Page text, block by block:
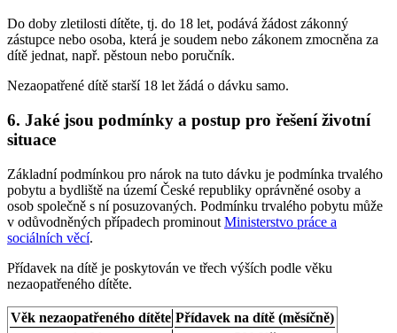
Do doby zletilosti dítěte, tj. do 18 let, podává žádost zákonný
zástupce nebo osoba, která je soudem nebo zákonem zmocněna za
dítě jednat, např. pěstoun nebo poručník.
Nezaopatřené dítě starší 18 let žádá o dávku samo.
6. Jaké jsou podmínky a postup pro řešení životní
situace
Základní podmínkou pro nárok na tuto dávku je podmínka trvalého
pobytu a bydliště na území České republiky oprávněné osoby a
osob společně s ní posuzovaných. Podmínku trvalého pobytu může
v odůvodněných případech prominout Ministerstvo práce a
sociálních věcí.
Přídavek na dítě je poskytován ve třech výších podle věku
nezaopatřeného dítěte.
Věk nezaopatřeného dítěte Přídavek na dítě (měsíčně)